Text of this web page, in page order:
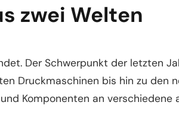
zwei Welten
Der Schwerpunkt der letzten
Druckmaschinen bis hin zu den
Komponenten an verschiedene